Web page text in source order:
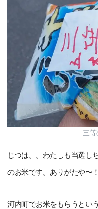
三等
じつは。。わたしも当選し
のお米です。ありがたや〜！
河内町でお米をもらうとい